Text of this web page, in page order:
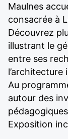
Maulnes
consacrée à
Découvrez
illustrant le
entre ses
l’architecture
Au
autour des
Exposition